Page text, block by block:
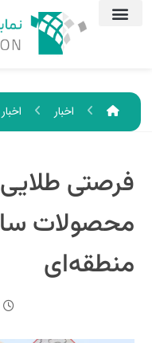
اخبار
فرصتی
محصولات
منطقه‌ای